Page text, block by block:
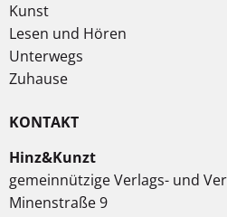
Kunst
Lesen und Hören
Unterwegs
Zuhause
KONTAKT
Hinz&Kunzt
gemeinnützige Verlags- und
Minenstraße 9